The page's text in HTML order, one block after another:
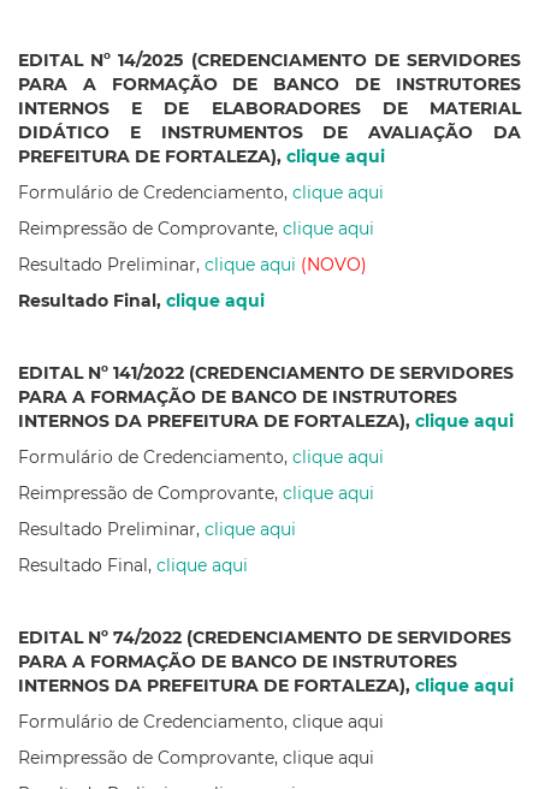
EDITAL Nº 14/2025 (CREDENCIAMENTO DE SERVIDORES
PARA A FORMAÇÃO DE BANCO DE INSTRUTORES
INTERNOS E DE ELABORADORES DE MATERIAL
DIDÁTICO E INSTRUMENTOS DE AVALIAÇÃO DA
PREFEITURA DE FORTALEZA), clique aqui
Formulário de Credenciamento, clique aqui
Reimpressão de Comprovante, clique aqui
Resultado Preliminar, clique aqui (NOVO)
Resultado Final, clique aqui
EDITAL Nº 141/2022 (CREDENCIAMENTO DE SERVIDORES
PARA A FORMAÇÃO DE BANCO DE INSTRUTORES
INTERNOS DA PREFEITURA DE FORTALEZA), clique aqui
Formulário de Credenciamento, clique aqui
Reimpressão de Comprovante, clique aqui
Resultado Preliminar, clique aqui
Resultado Final, clique aqui
EDITAL Nº 74/2022 (CREDENCIAMENTO DE SERVIDORES
PARA A FORMAÇÃO DE BANCO DE INSTRUTORES
INTERNOS DA PREFEITURA DE FORTALEZA), clique aqui
Formulário de Credenciamento, clique aqui
Reimpressão de Comprovante, clique aqui